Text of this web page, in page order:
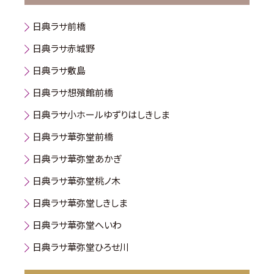
日典ラサ前橋
日典ラサ赤城野
日典ラサ敷島
日典ラサ想殯館前橋
日典ラサ小ホールゆずりはしきしま
日典ラサ華弥堂前橋
日典ラサ華弥堂あかぎ
日典ラサ華弥堂桃ノ木
日典ラサ華弥堂しきしま
日典ラサ華弥堂へいわ
日典ラサ華弥堂ひろせ川